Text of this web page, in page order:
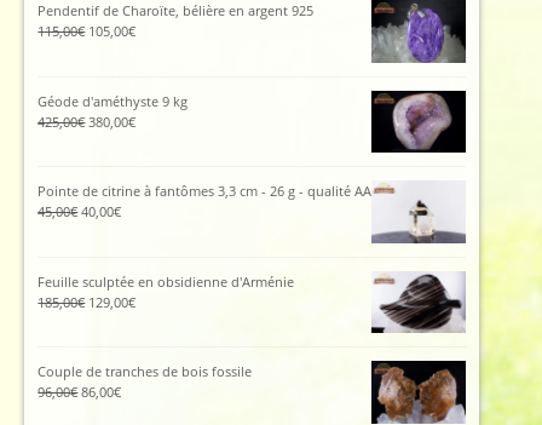
Pendentif de Charoïte, bélière en argent 925
115,00€ Le
était :
115,00€.
105,00€Le
105,00€.
Géode d'améthyste 9 kg
425,00€ Le
380,00€Le
est :
Pointe de citrine à fantômes 3,3 cm - 26 g - qualité AA
45,00€Le
45,00€.
40,00€Le
est :
40,00€.
Feuille sculptée en obsidienne d'Arménie
185,00€ Le
129,00€Le
Couple de tranches de bois fossile
96,00€Le
86,00€Le